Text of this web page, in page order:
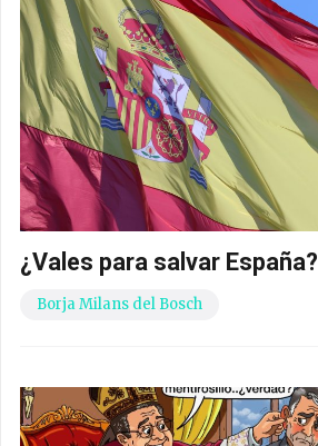
¿Vales para salvar España?
Borja Milans del Bosch